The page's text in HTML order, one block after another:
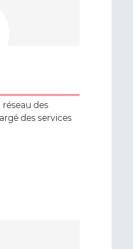
des
des services